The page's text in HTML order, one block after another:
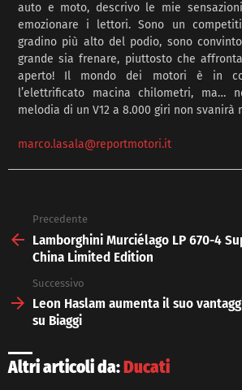
auto e moto, descrivo le mie
emozionare i lettori. Sono un
gradino più alto del podio, sono
grande sia frenare, piuttosto che
aperto! Il mondo dei motori è in
l’elettrificato macina chilometri, ma…
melodia di un V12 a 8.000 giri non svanirà
marco.lasala@reportmotori.it
more
Precedente
Lamborghini Murciélago LP 670-4
China Limited Edition
Successivo
Leon Haslam aumenta il suo
su Biaggi
Altri articoli da:Ducati